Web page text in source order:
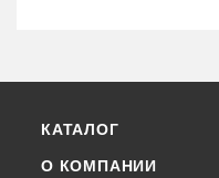
КАТАЛОГ
О КОМПАНИИ